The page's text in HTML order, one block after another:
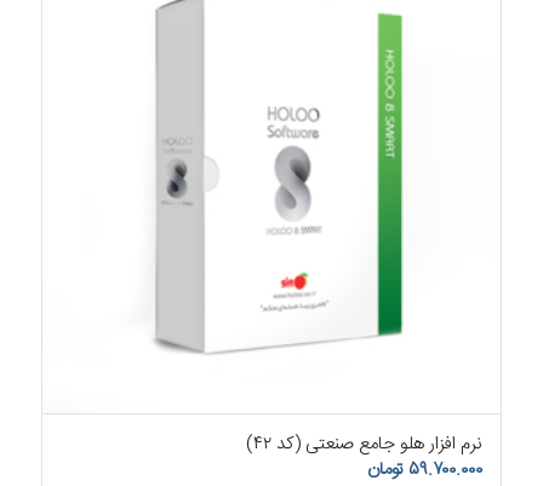
نرم افزار هلو جامع صنعتی (کد ۴۲)
۵۹.۷۰۰.۰۰۰ تومان